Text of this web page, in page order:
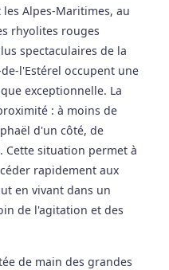
Alpes-Maritimes, au
rhyolites rouges
spectaculaires de la
l'Estérel occupent une
exceptionnelle. La
: à moins de
d'un côté, de
Cette situation permet à
rapidement aux
en vivant dans un
de l'agitation et des
de main des grandes